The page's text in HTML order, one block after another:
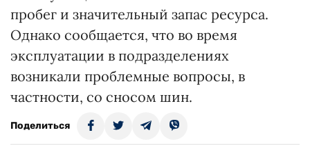
пробег и значительный запас ресурса.
Однако сообщается, что во время
эксплуатации в подразделениях
возникали проблемные вопросы, в
частности, со сносом шин.
Поделиться